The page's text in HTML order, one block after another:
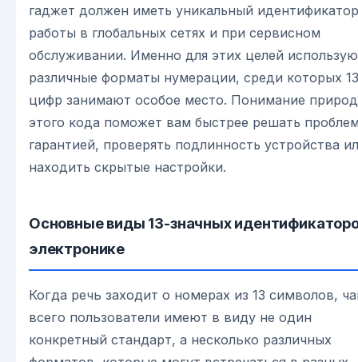
гаджет должен иметь уникальный
работы в глобальных сетях и при сервисном
обслуживании. Именно для этих целей
различные форматы нумерации, среди которых 13
цифр занимают особое место. Понимание
этого кода поможет вам быстрее решать
гарантией, проверять подлинность устройства
находить скрытые настройки.
Основные виды 13-значных
электронике
Когда речь заходит о номерах из 13 символов,
всего пользователи имеют в виду не один
конкретный стандарт, а несколько различных